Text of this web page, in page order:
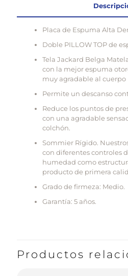
Placa de Espuma Alta
Doble PILLOW TOP de
Tela Jackard Belga
con la mejor espuma
muy agradable al cuerpo
Permite un descanso
Reduce los puntos de
con una agradable
colchón.
Sommier Rígido.
con diferentes controles
humedad como
producto de primera
Grado de firmeza: Medio.
Garantía: 5 años.
Productos